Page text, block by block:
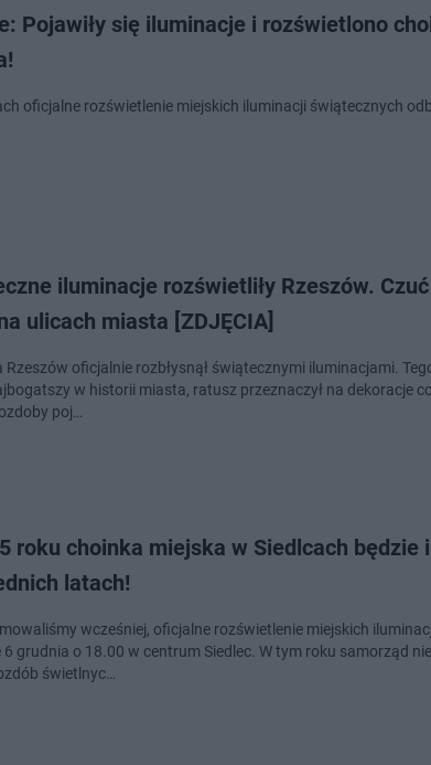
Pojawiły się iluminacje i rozświetlono
oficjalne rozświetlenie miejskich iluminacji świątecznych
iluminacje rozświetliły Rzeszów.
ulicach miasta [ZDJĘCIA]
Rzeszów oficjalnie rozbłysnął świątecznymi iluminacjami.
w historii miasta, ratusz przeznaczył na dekoracje
poj…
roku choinka miejska w Siedlcach będzie
latach!
wcześniej, oficjalne rozświetlenie miejskich
grudnia o 18.00 w centrum Siedlec. W tym roku samorząd
świetlnyc…